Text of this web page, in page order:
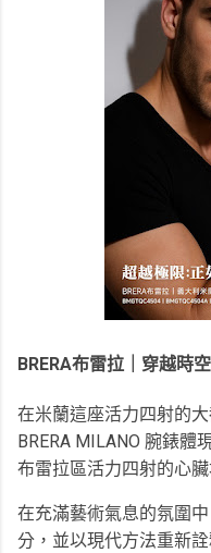
BRERA布雷拉｜穿越時
在米蘭這座活力四射的
BRERA MILANO 腕錶體
布雷拉區活力四射的心臟
在充滿藝術氣息的氛圍
分，並以現代方法重新詮